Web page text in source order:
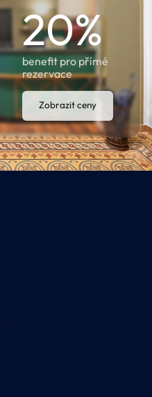
20%
benefit pro přímé
rezervace
Zobrazit ceny